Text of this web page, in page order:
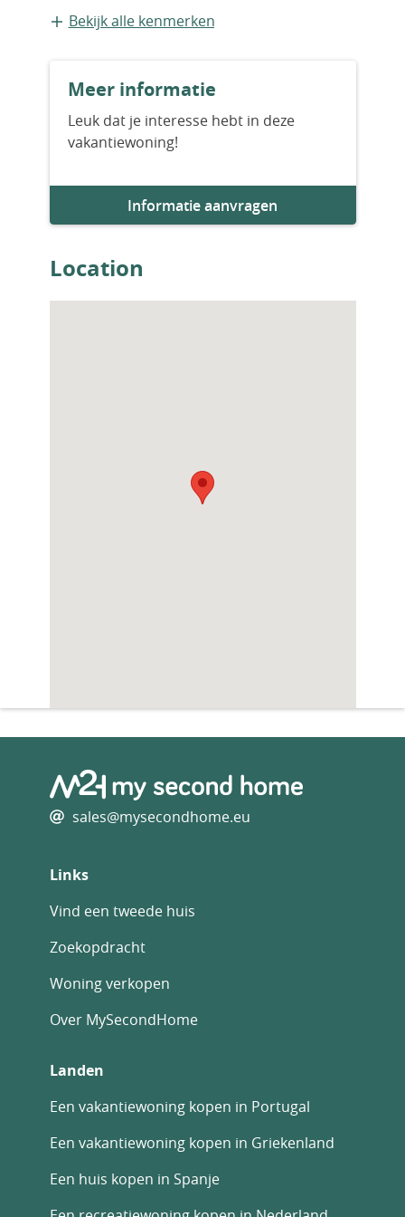
Bestaande bouw
Bekijk alle kenmerken
Meer informatie
Leuk dat je interesse hebt in deze
vakantiewoning!
Informatie aanvragen
Location
sales@mysecondhome.eu
Links
Vind een tweede huis
Zoekopdracht
Woning verkopen
Over MySecondHome
Landen
Een vakantiewoning kopen in Portugal
Een vakantiewoning kopen in Griekenland
Een huis kopen in Spanje